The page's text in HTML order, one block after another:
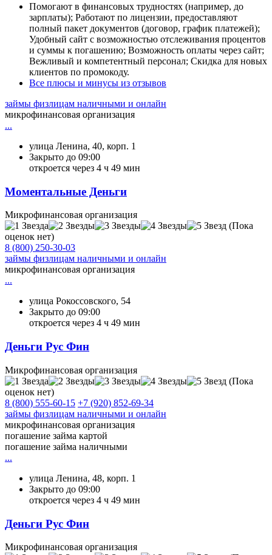
Помогают в финансовых трудностях (например, до
зарплаты); Работают по лицензии, предоставляют
полный пакет документов (договор, график платежей);
Удобный сайт с возможностью отслеживания процентов
и суммы к погашению; Возможность оплаты через сайт;
Вежливый и компетентный персонал; Скидка для новых
клиентов по промокоду.
Все плюсы и минусы из отзывов
займы физлицам наличными и онлайн
микрофинансовая организация
...
улица Ленина, 40, корп. 1
Закрыто до 09:00
откроется через 4 ч 49 мин
Моментальные Деньги
Микрофинансовая организация
(Пока
оценок нет)
8 (800) 250-30-03
займы физлицам наличными и онлайн
микрофинансовая организация
...
улица Рокоссовского, 54
Закрыто до 09:00
откроется через 4 ч 49 мин
Деньги Рус Фин
Микрофинансовая организация
(Пока
оценок нет)
8 (800) 555-60-15 +7 (920) 852-69-34
займы физлицам наличными и онлайн
микрофинансовая организация
погашение займа картой
погашение займа наличными
...
улица Ленина, 48, корп. 1
Закрыто до 09:00
откроется через 4 ч 49 мин
Деньги Рус Фин
Микрофинансовая организация